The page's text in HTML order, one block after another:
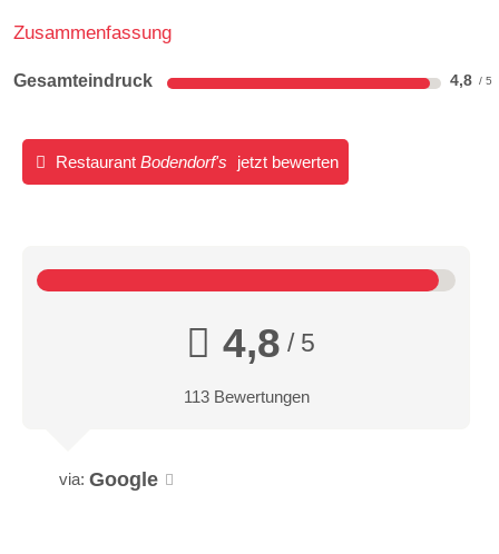
Zusammenfassung
Gesamteindruck 4,8
Restaurant Bodendorf's jetzt bewerten
4,8 / 5
113 Bewertungen
via: Google